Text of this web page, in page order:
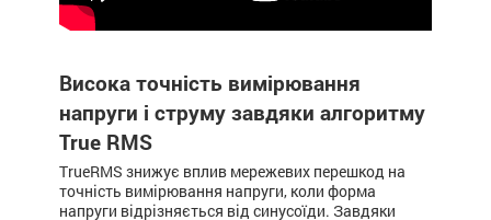
Висока точність вимірювання
напруги і струму завдяки алгоритму
True RMS
TrueRMS знижує вплив мережевих перешкод на
точність вимірювання напруги, коли форма
напруги відрізняється від синусоїди. Завдяки